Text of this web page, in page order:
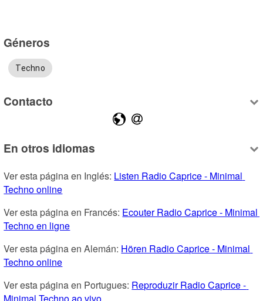
Géneros
Techno
Contacto
En otros idiomas
Ver esta página en Inglés: Listen Radio Caprice - Minimal
Techno online
Ver esta página en Francés: Ecouter Radio Caprice - Minimal
Techno en ligne
Ver esta página en Alemán: Hören Radio Caprice - Minimal
Techno online
Ver esta página en Portugues: Reproduzir Radio Caprice -
Minimal Techno ao vivo